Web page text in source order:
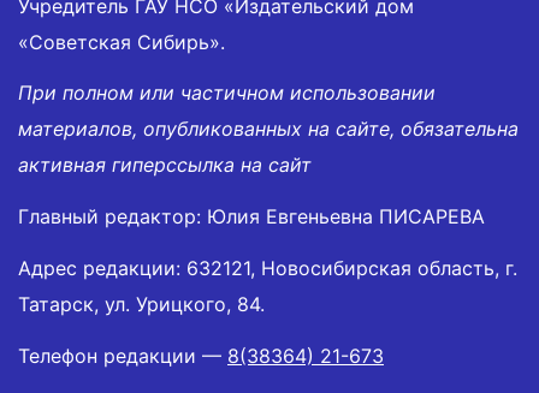
Учредитель ГАУ НСО «Издательский дом
«Советская Сибирь».
При полном или частичном использовании
материалов, опубликованных на сайте, обязательна
активная гиперссылка на сайт
Главный редактор: Юлия Евгеньевна ПИСАРЕВА
Адрес редакции: 632121, Новосибирская область, г.
Татарск, ул. Урицкого, 84.
Телефон редакции — 8(38364) 21-673